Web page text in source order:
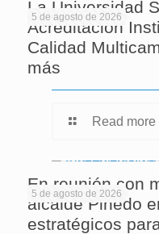
5 de agosto de 2026
La Universidad
Acreditación
Calidad
más
Read more
5 de agosto de 2026
En reunión con
alcalde Pinedo
estratégicos